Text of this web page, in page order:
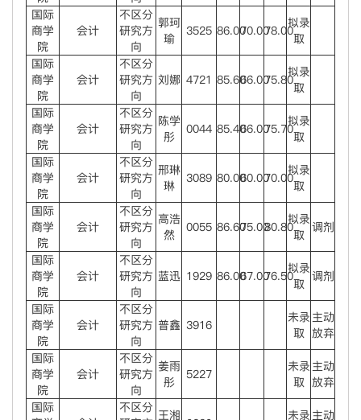
国际
商学
院
会计
不区分
研究方
向
郭珂
瑜
3525 86.0070.0078.00拟录
取
国际
商学
院
会计
不区分
研究方
向
刘娜 4721 85.6066.0075.80拟录
取
国际
商学
院
会计
不区分
研究方
向
陈学
彤
0044 85.4066.0075.70拟录
取
国际
商学
院
会计
不区分
研究方
向
邢琳
琳
3089 80.0060.0070.00拟录
取
国际
商学
院
会计
不区分
研究方
向
高浩
然
0055 86.6075.0080.80拟录
取 调剂
国际
商学
院
会计
不区分
研究方
向
蓝迅 1929 86.0067.0076.50拟录
取 调剂
国际
商学
院
会计
不区分
研究方
向
普鑫 3916
未录
取
主动
放弃
国际
商学
院
会计
不区分
研究方
向
姜雨
彤
5227
未录
取
主动
放弃
国际
不区分 王湘
未录主动